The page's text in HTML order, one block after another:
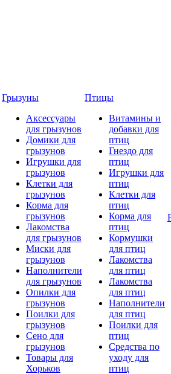
Грызуны
Аксессуары
для грызунов
Домики для
грызунов
Игрушки для
грызунов
Клетки для
грызунов
Корма для
грызунов
Лакомства
для грызунов
Миски для
грызунов
Наполнители
для грызунов
Опилки для
грызунов
Поилки для
грызунов
Сено для
грызунов
Товары для
Хорьков
Птицы
Витамины и
добавки для
птиц
Гнездо для
птиц
Игрушки для
птиц
Клетки для
птиц
Корма для
птиц
Кормушки
для птиц
Лакомства
для птиц
Лакомства
для птиц
Наполнители
для птиц
Поилки для
птиц
Средства по
уходу для
птиц